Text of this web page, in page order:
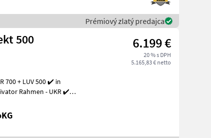
Prémiový zlatý predajca
500 6.199 €
20 % s DPH
5.165,83 € netto
700 + LUV 500 ✔️ in
Rahmen - UKR ✔️